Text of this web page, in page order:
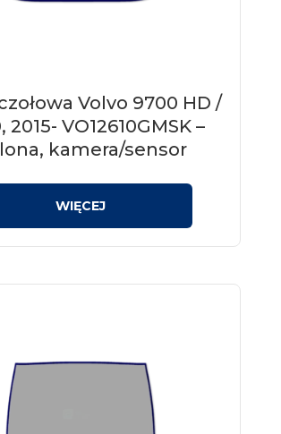
Volvo 9700 HD /
2015- VO12610GMSK –
kamera/sensor